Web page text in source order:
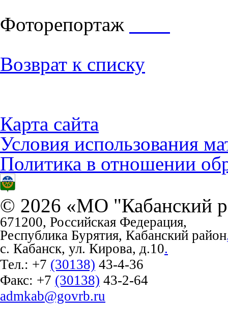
Фоторепортаж
Возврат к списку
Карта сайта
Условия использования
Политика в отношении
© 2026 «МО "Кабанский
671200, Российская Федерация,
Республика Бурятия, Кабанский район
с. Кабанск, ул. Кирова, д.10.
Тел.: +7 (30138) 43-4-36
Факс: +7 (30138) 43-2-64
admkab@govrb.ru